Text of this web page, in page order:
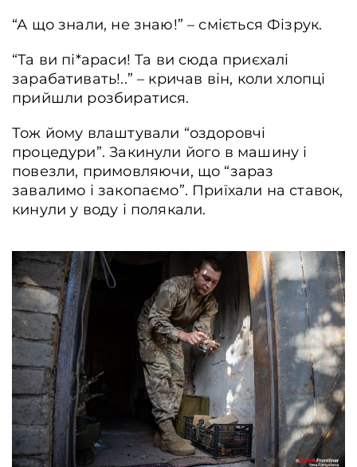
“А що знали, не знаю!” – сміється Фізрук.
“Та ви пі*араси! Та ви сюда приєхалі
зарабативать!..” – кричав він, коли хлопці
прийшли розбиратися.
Тож йому влаштували “оздоровчі
процедури”. Закинули його в машину і
повезли, примовляючи, що “зараз
завалимо і закопаємо”. Приїхали на ставок,
кинули у воду і полякали.